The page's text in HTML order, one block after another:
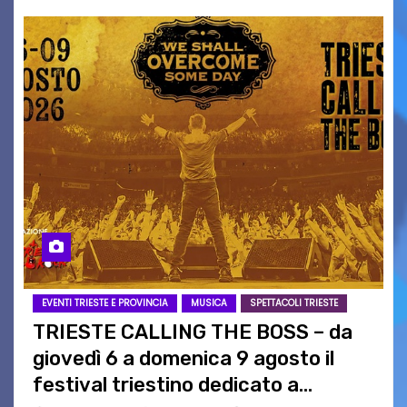
EVENTI TRIESTE E PROVINCIA MUSICA SPETTACOLI TRIESTE
TRIESTE CALLING THE BOSS – da
giovedì 6 a domenica 9 agosto il
festival triestino dedicato a